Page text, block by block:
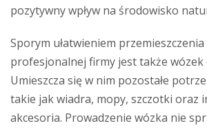
pozytywny wpływ na środowisko
Sporym ułatwieniem
profesjonalnej firmy jest także wózek
Umieszcza się w nim pozostałe
takie jak wiadra, mopy, szczotki oraz
akcesoria. Prowadzenie wózka nie